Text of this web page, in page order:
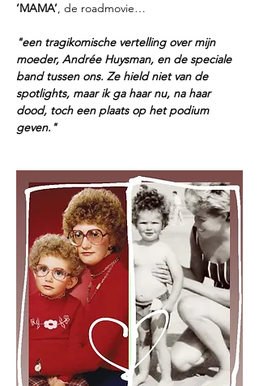
‘MAMA’, de roadmovie…
"een tragikomische vertelling over mijn
moeder, Andrée Huysman, en de speciale
band tussen ons. Ze hield niet van de
spotlights, maar ik ga haar nu, na haar
dood, toch een plaats op het podium
geven."